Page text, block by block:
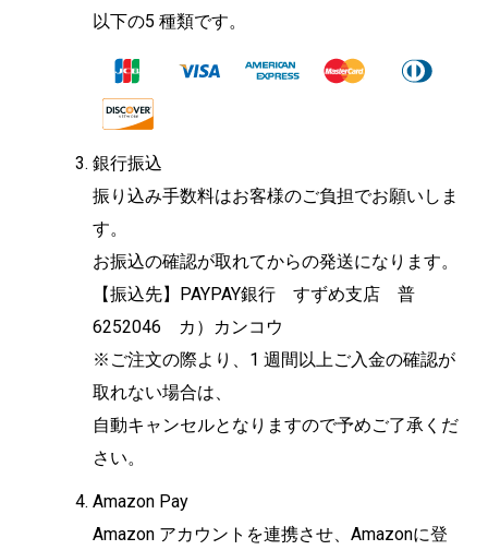
以下の5 種類です。
銀行振込
振り込み手数料はお客様のご負担でお願いしま
す。
お振込の確認が取れてからの発送になります。
【振込先】PAYPAY銀行 すずめ支店 普
6252046 カ）カンコウ
※ご注文の際より、1 週間以上ご入金の確認が
取れない場合は、
自動キャンセルとなりますので予めご了承くだ
さい。
Amazon Pay
Amazon アカウントを連携させ、Amazonに登